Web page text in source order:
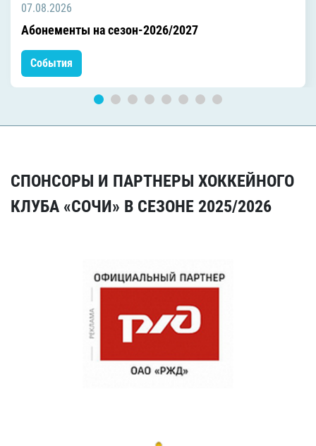
07.08.2026
Абонементы на сезон-2026/2027
События
СПОНСОРЫ И ПАРТНЕРЫ ХОККЕЙНОГО
КЛУБА «СОЧИ» В СЕЗОНЕ 2025/2026